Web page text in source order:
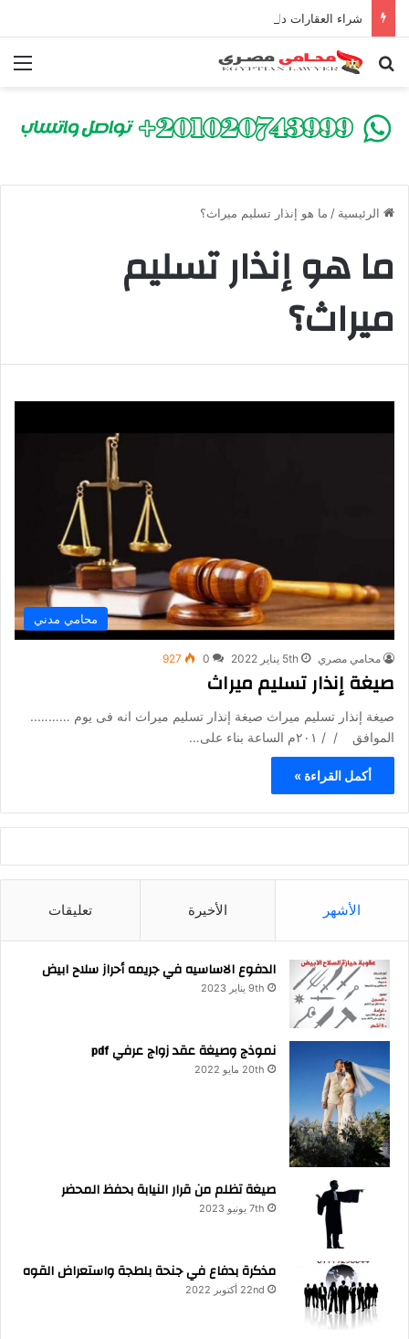
بحث عن
الرئيسية / ما هو إنذار تسليم ميراث؟
ما هو إنذار تسليم
ميراث؟
محامي مدني
محامي مصري 5th يناير 2022 0
927
صيغة إنذار تسليم ميراث
صيغة إنذار تسليم ميراث صيغة إنذار تسليم ميراث انه فى يوم ………..
الموافق / / ۲۰۱م الساعة بناء على…
أكمل القراءة »
الأشهر الأخيرة تعليقات
الدفوع الاساسيه في جريمه أحراز سلاح ابيض
9th يناير 2023
نموذج وصيغة عقد زواج عرفي pdf
20th مايو 2022
صيغة تظلم من قرار النيابة بحفظ المحضر
7th يونيو 2023
مذكرة بدفاع في جنحة بلطجة واستعراض القوه
22nd أكتوبر 2022